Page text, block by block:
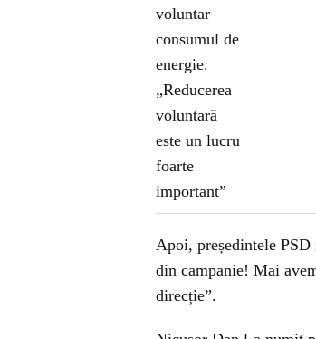
Apoi, președintele
din campanie! Mai
direcție”.